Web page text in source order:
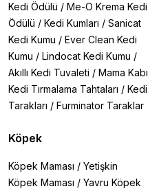
Kedi Ödülü / Me-O Krema Kedi
Ödülü / Kedi Kumları / Sanicat
Kedi Kumu / Ever Clean Kedi
Kumu / Lindocat Kedi Kumu /
Akıllı Kedi Tuvaleti / Mama Kabı
Kedi Tırmalama Tahtaları / Kedi
Tarakları / Furminator Taraklar
Köpek
Köpek Maması / Yetişkin
Köpek Maması / Yavru Köpek